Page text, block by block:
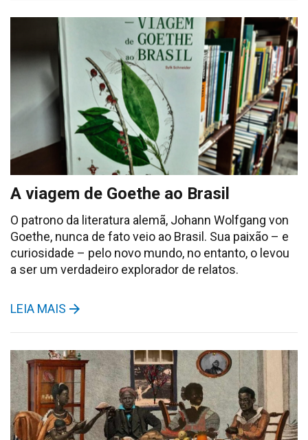
A viagem de Goethe ao Brasil
O patrono da literatura alemã, Johann Wolfgang von
Goethe, nunca de fato veio ao Brasil. Sua paixão – e
curiosidade – pelo novo mundo, no entanto, o levou
a ser um verdadeiro explorador de relatos.
LEIA MAIS